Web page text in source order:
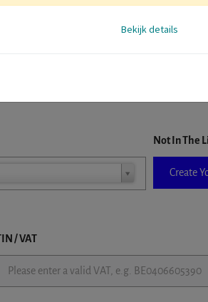
a company is selected it will auto-
Not In The
Create
/ VAT
Bekijk details